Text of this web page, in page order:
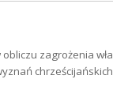
zagrożenia